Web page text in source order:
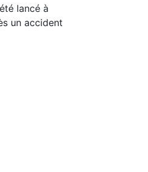
lancé à
un accident